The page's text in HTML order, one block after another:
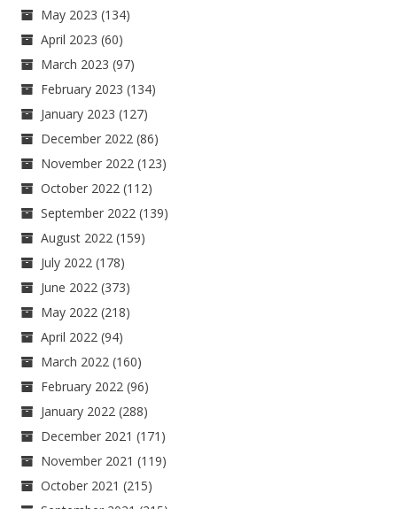
May 2023 (134)
April 2023 (60)
March 2023 (97)
February 2023 (134)
January 2023 (127)
December 2022 (86)
November 2022 (123)
October 2022 (112)
September 2022 (139)
August 2022 (159)
July 2022 (178)
June 2022 (373)
May 2022 (218)
April 2022 (94)
March 2022 (160)
February 2022 (96)
January 2022 (288)
December 2021 (171)
November 2021 (119)
October 2021 (215)